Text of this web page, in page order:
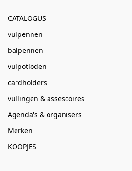
CATALOGUS
vulpennen
balpennen
vulpotloden
cardholders
vullingen & assescoires
Agenda's & organisers
Merken
KOOPJES